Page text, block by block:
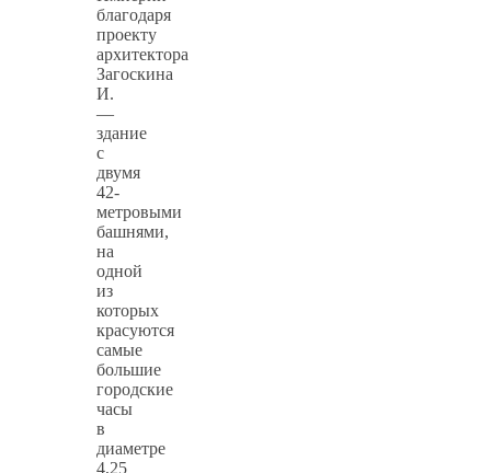
благодаря
проекту
архитектора
Загоскина
И.
—
здание
с
двумя
42-
метровыми
башнями,
на
одной
из
которых
красуются
самые
большие
городские
часы
в
диаметре
4,25